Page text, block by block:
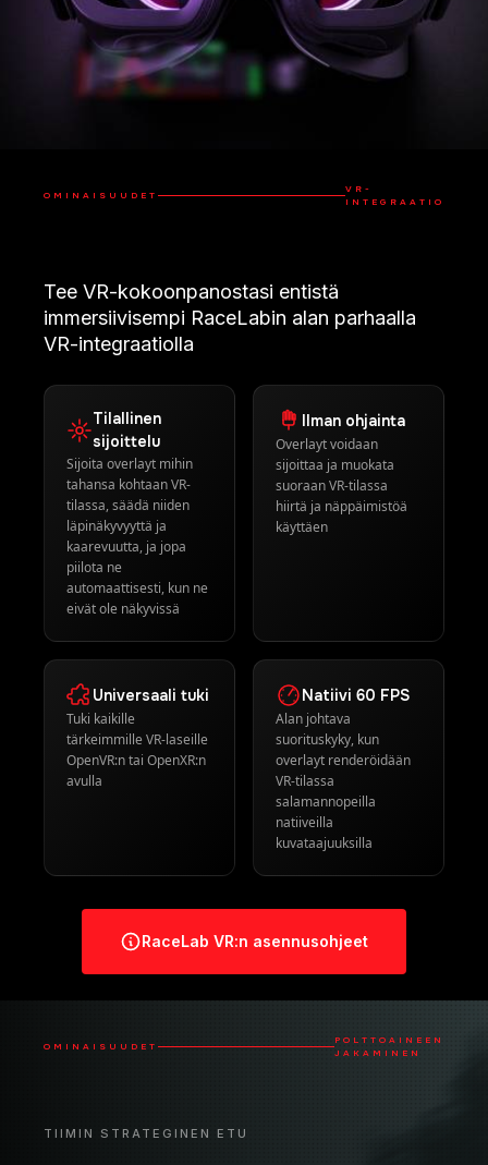
OMINAISUUDET
VR-
INTEGRAATIO
Tee VR-kokoonpanostasi entistä
immersiivisempi RaceLabin alan parhaalla
VR-integraatiolla
Tilallinen
sijoittelu
Sijoita overlayt mihin
tahansa kohtaan VR-
tilassa, säädä niiden
läpinäkyvyyttä ja
kaarevuutta, ja jopa
piilota ne
automaattisesti, kun ne
eivät ole näkyvissä
Ilman ohjainta
Overlayt voidaan
sijoittaa ja muokata
suoraan VR-tilassa
hiirtä ja näppäimistöä
käyttäen
Universaali tuki
Tuki kaikille
tärkeimmille VR-laseille
OpenVR:n tai OpenXR:n
avulla
Natiivi 60 FPS
Alan johtava
suorituskyky, kun
overlayt renderöidään
VR-tilassa
salamannopeilla
natiiveilla
kuvataajuuksilla
RaceLab VR:n asennusohjeet
OMINAISUUDET
POLTTOAINEEN
JAKAMINEN
TIIMIN STRATEGINEN ETU